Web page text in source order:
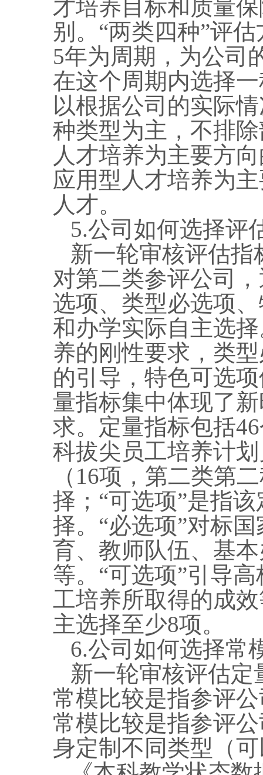
才培养目标和质量
别。“两类四种”评
5年为周期，为公司
在这个周期内选择
以根据公司的实际
种类型为主，不排
人才培养为主要方
应用型人才培养为
人才。
5.公司如何选择评
新一轮审核评估
对第二类参评公司
选项、类型必选项
和办学实际自主选
养的刚性要求，类
的引导，特色可选
量指标集中体现了
求。定量指标包括
科拔尖员工培养计
（16项，第二类第
择；“可选项”是指
择。“必选项”对标
育、教师队伍、基
等。“可选项”引导
工培养所取得的成
主选择至少8项。
6.公司如何选择常
新一轮审核评估
常模比较是指参评
常模比较是指参评
身定制不同类型（